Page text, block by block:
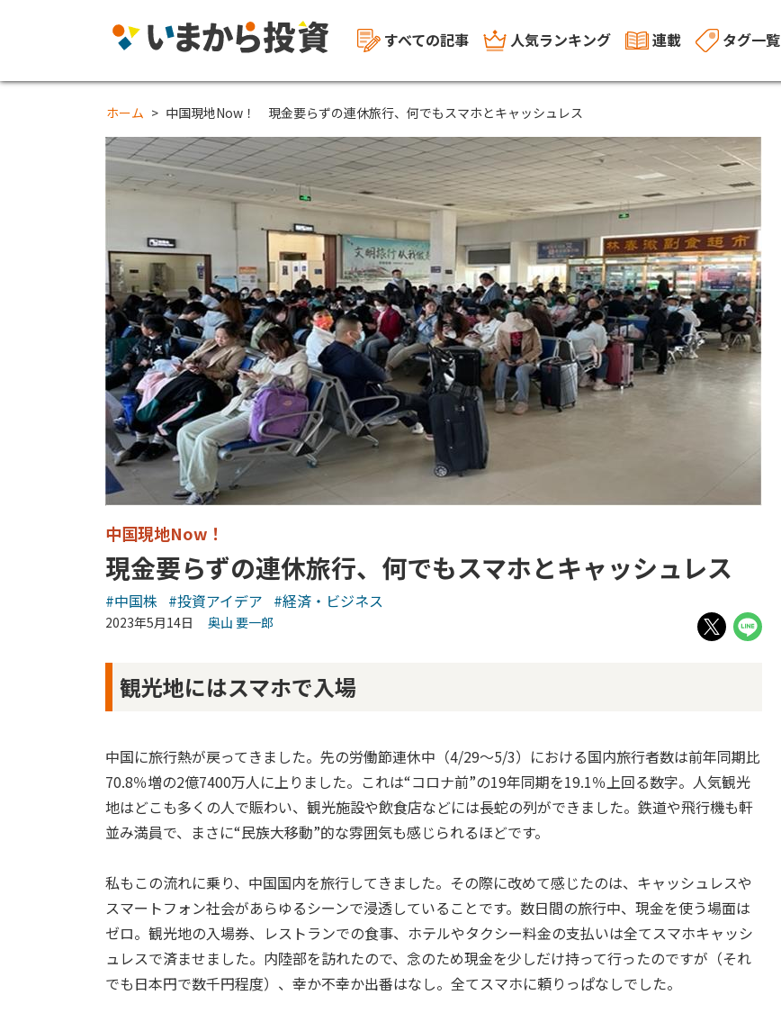
すべての記事 人気ランキング 連載 タグ一覧
ホーム 中国現地Now！ 現金要らずの連休旅行、何でもスマホとキャッシュレス
中国現地Now！
現金要らずの連休旅行、何でもスマホとキャッシュレス
#中国株 #投資アイデア #経済・ビジネス
2023年5月14日 奥山 要一郎
観光地にはスマホで入場
中国に旅行熱が戻ってきました。先の労働節連休中（4/29～5/3）における国内旅行者数は前年同期比
70.8％増の2億7400万人に上りました。これは“コロナ前”の19年同期を19.1％上回る数字。人気観光
地はどこも多くの人で賑わい、観光施設や飲食店などには長蛇の列ができました。鉄道や飛行機も軒
並み満員で、まさに“民族大移動”的な雰囲気も感じられるほどです。
私もこの流れに乗り、中国国内を旅行してきました。その際に改めて感じたのは、キャッシュレスや
スマートフォン社会があらゆるシーンで浸透していることです。数日間の旅行中、現金を使う場面は
ゼロ。観光地の入場券、レストランでの食事、ホテルやタクシー料金の支払いは全てスマホキャッシ
ュレスで済ませました。内陸部を訪れたので、念のため現金を少しだけ持って行ったのですが（それ
でも日本円で数千円程度）、幸か不幸か出番はなし。全てスマホに頼りっぱなしでした。